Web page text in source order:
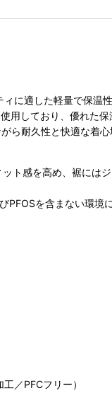
に適した軽量で保温
しており、優れた保
ら耐久性と快適な着心
ト感を高め、裾には
PFOSを含まない環境
／PFCフリー）